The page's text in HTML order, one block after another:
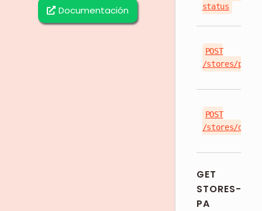
Documentación
status
POST
/stores/
POST
/stores/
GET
STORES-
PA